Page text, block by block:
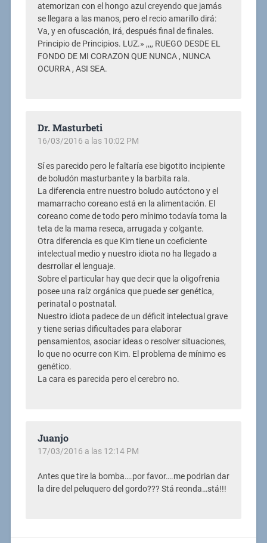
atemorizan con el hongo azul creyendo que jamás
se llegara a las manos, pero el recio amarillo dirá:
Va, y en ofuscación, irá, después final de finales.
Principio de Principios. LUZ.» ,,,, RUEGO DESDE EL
FONDO DE MI CORAZON QUE NUNCA , NUNCA
OCURRA , ASI SEA.
Dr. Masturbeti
16/03/2016 a las 10:02 PM
Sí es parecido pero le faltaría ese bigotito incipiente
de boludón masturbante y la barbita rala.
La diferencia entre nuestro boludo autóctono y el
mamarracho coreano está en la alimentación. El
coreano come de todo pero mínimo todavía toma la
teta de la mama reseca, arrugada y colgante.
Otra diferencia es que Kim tiene un coeficiente
intelectual medio y nuestro idiota no ha llegado a
desrrollar el lenguaje.
Sobre el particular hay que decir que la oligofrenia
posee una raíz orgánica que puede ser genética,
perinatal o postnatal.
Nuestro idiota padece de un déficit intelectual grave
y tiene serias dificultades para elaborar
pensamientos, asociar ideas o resolver situaciones,
lo que no ocurre con Kim. El problema de mínimo es
genético.
La cara es parecida pero el cerebro no.
Juanjo
17/03/2016 a las 12:14 PM
Antes que tire la bomba….por favor….me podrian dar
la dire del peluquero del gordo??? Stá reonda…stá!!!